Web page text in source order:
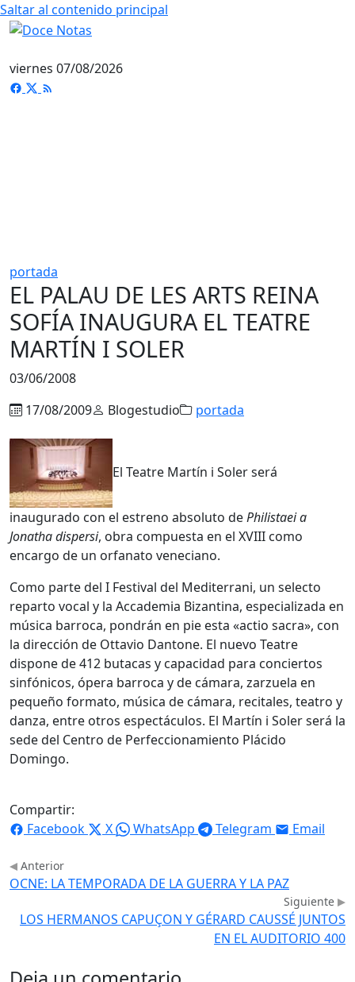
Saltar al contenido principal
viernes 07/08/2026
portada
EL PALAU DE LES ARTS REINA
SOFÍA INAUGURA EL TEATRE
MARTÍN I SOLER
03/06/2008
17/08/2009
Blogestudio portada
El Teatre Martín i Soler será
inaugurado con el estreno absoluto dePhilistaei a
Jonatha dispersi, obra compuesta en el XVIII como
encargo de un orfanato veneciano.
Como parte del I Festival del Mediterrani, un selecto
reparto vocal y la Accademia Bizantina, especializada en
música barroca, pondrán en pie esta «actio sacra», con
la dirección de Ottavio Dantone. El nuevo Teatre
dispone de 412 butacas y capacidad para conciertos
sinfónicos, ópera barroca y de cámara, zarzuela en
pequeño formato, música de cámara, recitales, teatro y
danza, entre otros espectáculos. El Martín i Soler será la
sede del Centro de Perfeccionamiento Plácido
Domingo.
Compartir:
Facebook
X WhatsApp Telegram Email
Anterior
OCNE: LA TEMPORADA DE LA GUERRA Y LA PAZ
Siguiente
LOS HERMANOS CAPUÇON Y GÉRARD CAUSSÉ JUNTOS
EN EL AUDITORIO 400